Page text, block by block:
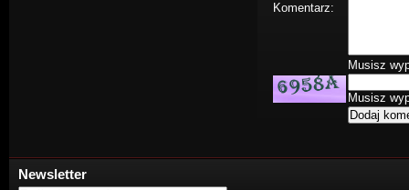
Komentarz:
Musisz
Musisz
Newsletter